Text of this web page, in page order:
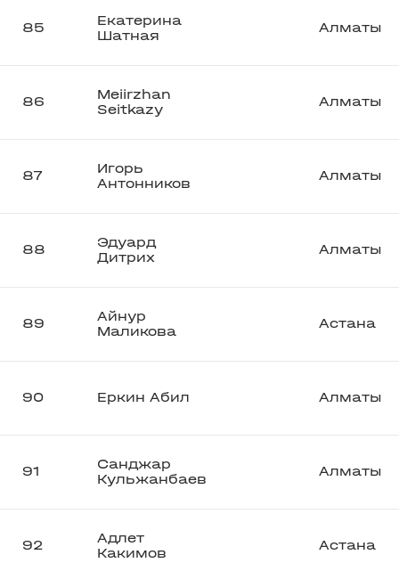
85
Екатерина
Шатная
Алматы
86
Meiirzhan
Seitkazy
Алматы
87
Игорь
Антонников
Алматы
88
Эдуард
Дитрих
Алматы
89
Айнур
Маликова
Астана
90 Еркин Абил Алматы
91
Санджар
Кульжанбаев
Алматы
92
Адлет
Какимов
Астана